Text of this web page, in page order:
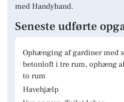
med Handyhand.
Seneste udførte
Ophænging af gardiner med
betonloft i tre rum, ophæng
to rum
Havehjælp